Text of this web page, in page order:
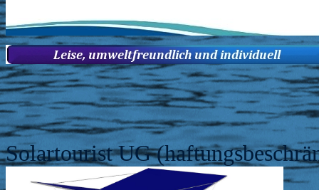
Solartourist UG